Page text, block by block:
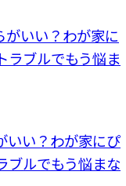
いい？わが家にぴ
ブルでもう悩まな